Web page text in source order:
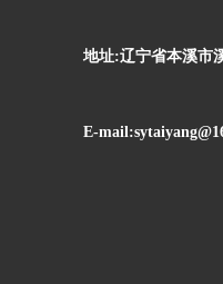
地址:辽宁省本溪市
E-